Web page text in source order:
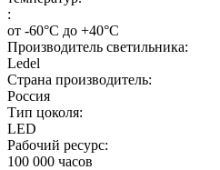
:
от -60°С до +40°С
Производитель светильника:
Ledel
Страна производитель:
Россия
Тип цоколя:
LED
Рабочий ресурс:
100 000 часов